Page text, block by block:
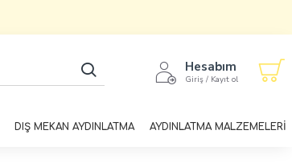
Hesabım
Giriş / Kayıt ol
DIŞ MEKAN AYDINLATMA AYDINLATMA MALZEMELERİ